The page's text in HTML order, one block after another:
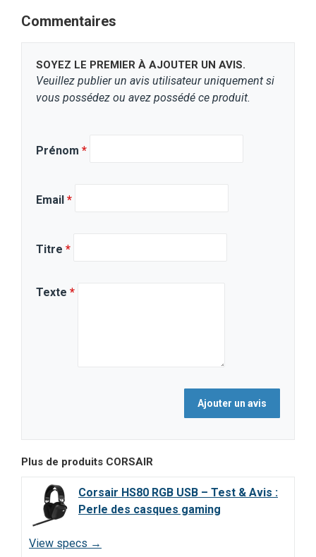
Commentaires
SOYEZ LE PREMIER À AJOUTER UN AVIS.
Veuillez publier un avis utilisateur uniquement si
vous possédez ou avez possédé ce produit.
Prénom *
Email *
Titre *
Texte *
Plus de produits CORSAIR
Corsair HS80 RGB USB – Test & Avis :
Perle des casques gaming
View specs →